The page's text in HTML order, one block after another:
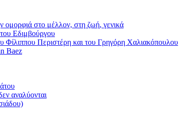
ομορφιά στο μέλλον, στη ζωή, γενικά
Εδιμβούργου
Περιστέρη και του Γρηγόρη Χαλιακόπουλου
Baez
αναλύονται